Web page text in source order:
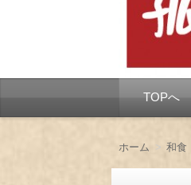
TOPへ
ホーム 和食